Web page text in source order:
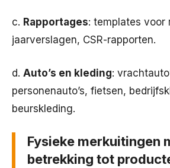
c. Rapportages: templates voor
jaarverslagen, CSR-rapporten.
d. Auto’s en kleding:
personenauto’s, fietsen,
beurskleding.
Fysieke merkuitingen
betrekking tot